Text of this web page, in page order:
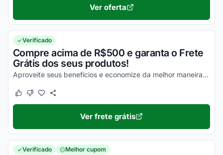
Ver oferta
Verificado
Compre acima de R$500 e garanta o Frete
Grátis dos seus produtos!
Aproveite seus benefícios e economize da melhor maneira possível!
Este cupom funcionou
Este cupom não funcionou
Ver frete grátis
Verificado Melhor cupom